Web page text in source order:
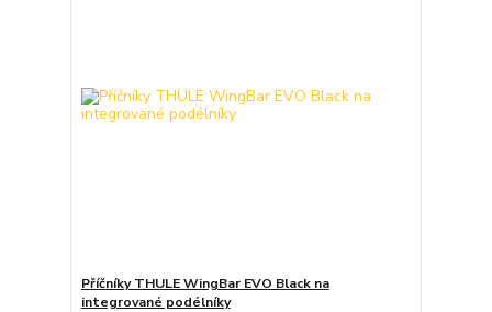
Příčníky THULE WingBar EVO Black na
integrované podélníky